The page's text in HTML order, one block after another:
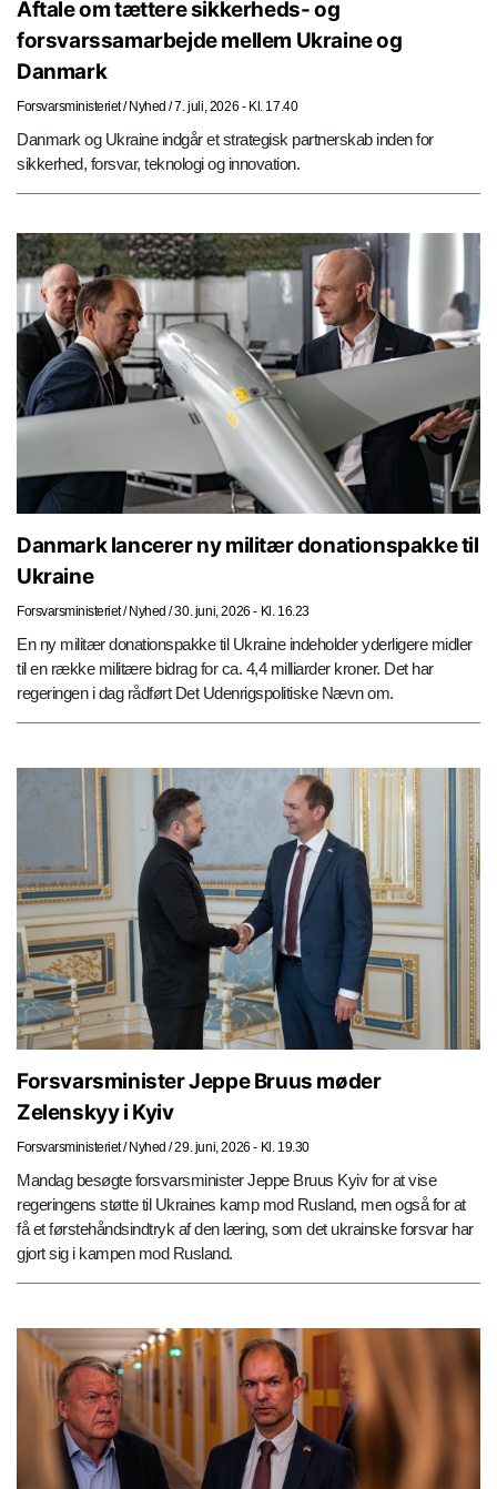
Aftale om tættere sikkerheds- og
forsvarssamarbejde mellem Ukraine og
Danmark
Forsvarsministeriet/ Nyhed /7. juli, 2026 - Kl. 17.40
Danmark og Ukraine indgår et strategisk partnerskab inden for
sikkerhed, forsvar, teknologi og innovation.
Danmark lancerer ny militær donationspakke til
Ukraine
Forsvarsministeriet/ Nyhed /30. juni, 2026 - Kl. 16.23
En ny militær donationspakke til Ukraine indeholder yderligere midler
til en række militære bidrag for ca. 4,4 milliarder kroner. Det har
regeringen i dag rådført Det Udenrigspolitiske Nævn om.
Forsvarsminister Jeppe Bruus møder
Zelenskyy i Kyiv
Forsvarsministeriet/ Nyhed /29. juni, 2026 - Kl. 19.30
Mandag besøgte forsvarsminister Jeppe Bruus Kyiv for at vise
regeringens støtte til Ukraines kamp mod Rusland, men også for at
få et førstehåndsindtryk af den læring, som det ukrainske forsvar har
gjort sig i kampen mod Rusland.